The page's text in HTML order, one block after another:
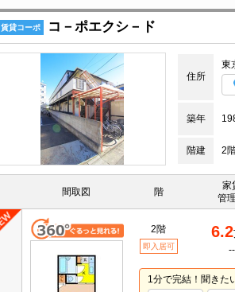
賃貸コーポ コ－ポエクシ－ド
住所
東
築年
階建 2
間取図 階
家
管
2階
即入居可
6.2
--
1分で完結！聞きた